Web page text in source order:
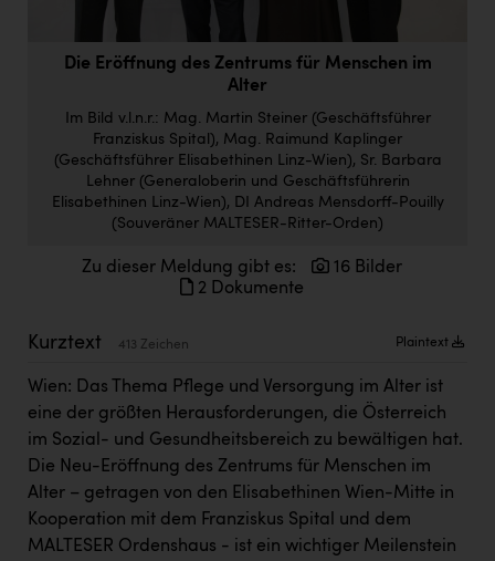
Doppler Gruppe
ERLUS AG
Firmenradl
Fristads Austria
HIG Infomotion Group
IFE Austria GmbH
INTERSPAR
INTERSPORT Austria
Jesolo
Jane Goodall Institute Austria
Kärcher
Karin Liedl
Die Eröffnung des Zentrums für Menschen im
Alter
Im Bild v.l.n.r.: Mag. Martin Steiner (Geschäftsführer
Franziskus Spital), Mag. Raimund Kaplinger
(Geschäftsführer Elisabethinen Linz-Wien), Sr. Barbara
Lehner (Generaloberin und Geschäftsführerin
Elisabethinen Linz-Wien), DI Andreas Mensdorff-Pouilly
(Souveräner MALTESER-Ritter-Orden)
Zu dieser Meldung gibt es:
16 Bilder
2 Dokumente
Kurztext 413 Zeichen Plaintext
Wien: Das Thema Pflege und Versorgung im Alter ist
eine der größten Herausforderungen, die Österreich
im Sozial- und Gesundheitsbereich zu bewältigen hat.
Die Neu-Eröffnung des Zentrums für Menschen im
Alter – getragen von den Elisabethinen Wien-Mitte in
Kooperation mit dem Franziskus Spital und dem
MALTESER Ordenshaus - ist ein wichtiger Meilenstein